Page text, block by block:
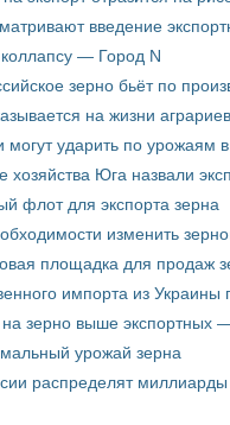
введение
коллапсу — Город N
зерно бьёт по
на жизни аграриев
могут ударить по урожаям
хозяйства Юга назвали
флот для экспорта зерна
изменить
площадка для продаж
импорта из
зерно выше экспортных
урожай зерна
распределят